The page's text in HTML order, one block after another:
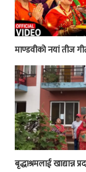
माण्डवीको नयां तीज
बृद्धाश्रमलाई खाद्यान्न